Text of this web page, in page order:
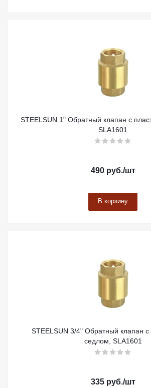
STEELSUN 1" Обратный клапан с
SLA1601
490руб./шт
В корзину
STEELSUN 3/4" Обратный клапан с
седлом, SLA1601
335руб./шт